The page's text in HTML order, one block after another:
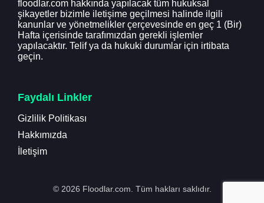
floodlar.com hakkında yapılacak tüm hukuksal
şikayetler bizimle iletişime geçilmesi halinde ilgili
kanunlar ve yönetmelikler çerçevesinde en geç 1 (Bir)
Hafta içerisinde tarafımızdan gerekli işlemler
yapılacaktır. Telif ya da hukuki durumlar için irtibata
geçin.
Faydalı Linkler
Gizlilik Politikası
Hakkımızda
İletişim
© 2026 Floodlar.com. Tüm hakları saklıdır.